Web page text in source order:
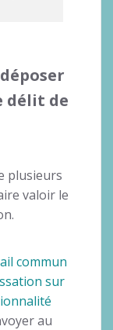
délit de
plusieurs
valoir le
commun
sur
au